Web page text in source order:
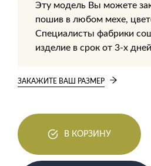
Эту модель Вы можете
пошив в любом мехе,
Специалисты фабрики
изделие в срок от 3-х
ЗАКАЖИТЕ ВАШ РАЗМЕР
В КОРЗИНУ